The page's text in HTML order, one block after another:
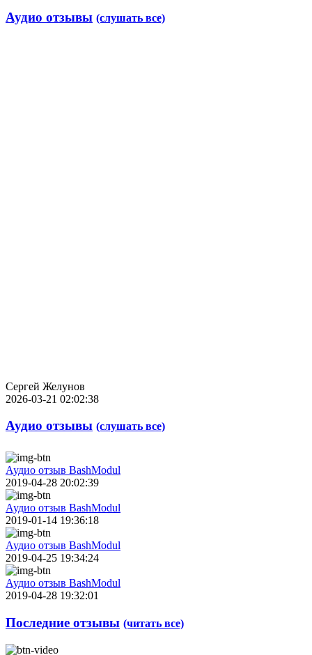
Аудио отзывы (слушать все)
Сергей Желунов
2026-03-21 02:02:38
Аудио отзывы (слушать все)
Аудио отзыв BashModul
2019-04-28 20:02:39
Аудио отзыв BashModul
2019-01-14 19:36:18
Аудио отзыв BashModul
2019-04-25 19:34:24
Аудио отзыв BashModul
2019-04-28 19:32:01
Последние отзывы (читать все)